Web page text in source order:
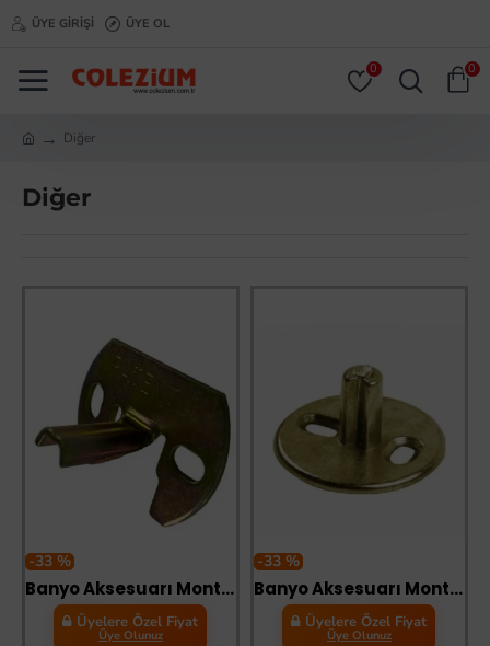
ÜYE GIRIŞI ÜYE OL
0 0
Diğer
Diğer
-33 %
Banyo Aksesuarı Montaj Aparatı
Üyelere Özel Fiyat
Üye Olunuz
-33 %
Banyo Aksesuarı Montaj Duvara Bağlantı Aparatı
Üyelere Özel Fiyat
Üye Olunuz